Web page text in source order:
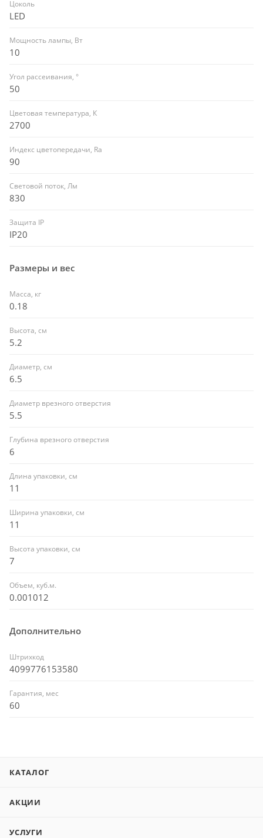
Цоколь
LED
Мощность лампы, Вт
10
Угол рассеивания, °
50
Цветовая температура, К
2700
Индекс цветопередачи, Ra
90
Световой поток, Лм
830
Защита IP
IP20
Размеры и вес
Масса, кг
0.18
Высота, см
5.2
Диаметр, см
6.5
Диаметр врезного отверстия
5.5
Глубина врезного отверстия
6
Длина упаковки, см
11
Ширина упаковки, см
11
Высота упаковки, см
7
Объем, куб.м.
0.001012
Дополнительно
Штрихкод
4099776153580
Гарантия, мес
60
КАТАЛОГ
АКЦИИ
УСЛУГИ